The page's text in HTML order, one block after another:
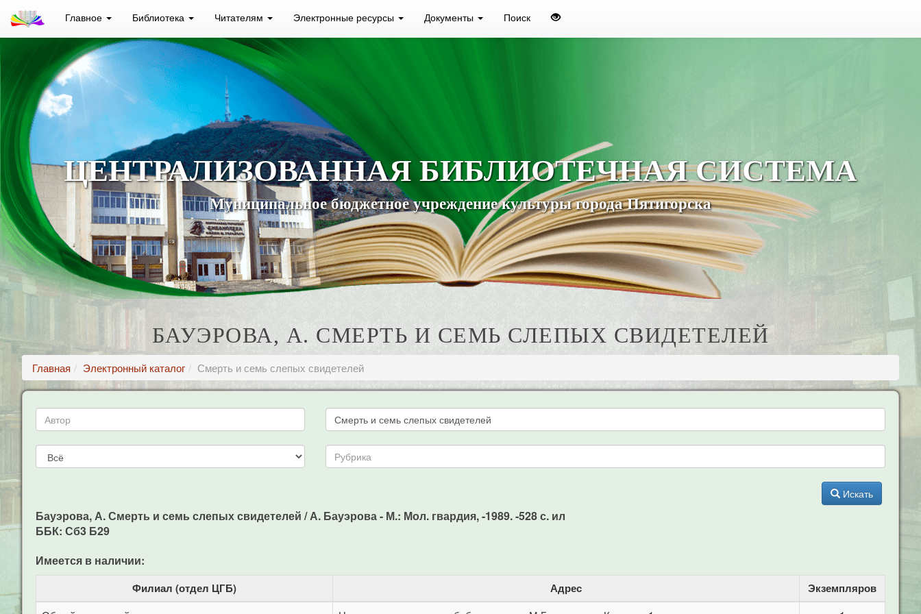
Главное Библиотека Читателям Электронные ресурсы Документы Поиск
ЦЕНТРАЛИЗОВАННАЯ БИБЛИОТЕЧНАЯ СИСТЕМА
Муниципальное бюджетное учреждение культуры города Пятигорска
БАУЭРОВА, А. СМЕРТЬ И СЕМЬ СЛЕПЫХ СВИДЕТЕЛЕЙ
Главная Электронный каталог Смерть и семь слепых свидетелей
Искать
Бауэрова, А. Смерть и семь слепых свидетелей / А. Бауэрова - М.: Мол. гвардия, -1989. -528 с. ил
ББК: Сб3 Б29
Имеется в наличии:
Филиал (отдел ЦГБ) Адрес Экземпляров